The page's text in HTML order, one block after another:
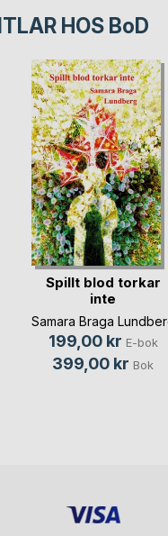
HOS BoD
Spillt blod torkar
inte
Samara Braga
199,00 kr E-bok
399,00 kr Bok